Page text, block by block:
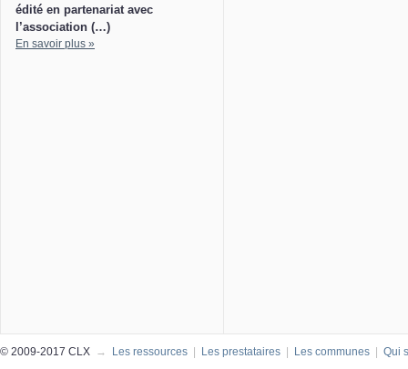
édité en partenariat avec
l’association (…)
En savoir plus »
© 2009-2017 CLX → Les ressources | Les prestataires | Les communes | Qui